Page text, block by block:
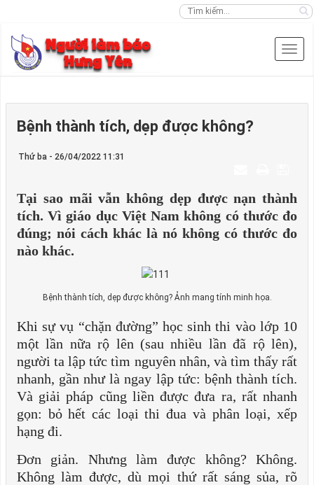
Bệnh thành tích, dẹp được không?
Thứ ba - 26/04/2022 11:31
Tại sao mãi vẫn không dẹp được nạn thành
tích. Vì giáo dục Việt Nam không có thước đo
đúng; nói cách khác là nó không có thước đo
nào khác.
Bệnh thành tích, dẹp được không? Ảnh mang tính minh họa.
Khi sự vụ “chặn đường” học sinh thi vào lớp 10
một lần nữa rộ lên (sau nhiều lần đã rộ lên),
người ta lập tức tìm nguyên nhân, và tìm thấy rất
nhanh, gần như là ngay lập tức: bệnh thành tích.
Và giải pháp cũng liền được đưa ra, rất nhanh
gọn: bỏ hết các loại thi đua và phân loại, xếp
hạng đi.
Đơn giản. Nhưng làm được không? Không.
Không làm được, dù mọi thứ rất sáng sủa, rõ